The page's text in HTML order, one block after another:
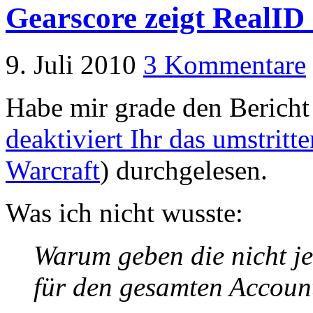
Gearscore zeigt RealID
9. Juli 2010 3 Kommentare
Habe mir grade den
deaktiviert Ihr das
Warcraft) durchgelesen.
Was ich nicht wusste:
Warum geben die nicht
für den gesamten